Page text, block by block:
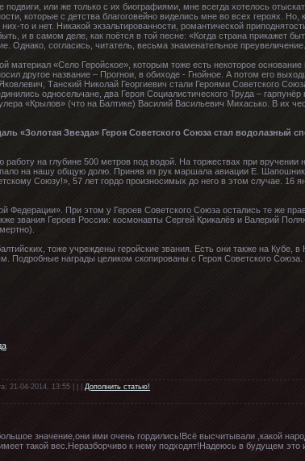
или же только с их биографиями, мне всегда хотелось
которые с детства благоговейно виделись мне во всех героях. Но,
то и нет. Никакой экзальтированности, романтической
и в самом деле, как поётся в той песне: «Когда страна прикажет
Однако, согласись, читатель, весьма знаменательное преувеличение.
материал «Село Геройское», которым тоже есть некоторое основание
другое название – Прогнои, в обиходе - Гнойное. А потом его
Танский Николай Георгиевич стали Героями Советского
односельчане, два Героя Социалистического Труда –
«Крылов» (что на Балтике) Василий Васильевич Михасько. В их
«Золотая Звезда» Героя Советского Союза стал водолазный
на глубине 500 метров под водой. На торжествах при вручении
на нашу общую долю. Приняв из рук маршала авиации Е.
Союзу!», 57 лет гордо произносимых до него в этом случае. 16
Федерации». При этом у Героев Советского Союза остались те же
звания Героев России: космонавты Сергей Крикалёв и Валерий
тоже учреждены геройские звания. Есть они также на Кубе,
Подробные награды целиком скопированы с Героя Советского
21-04-2014, 13:55 | | | Дополнить статью!
значение,они ими очень гордились!Всё высчитывали ,какой
такой вес.Неразборчиво к нему подходят!Надеюсь в будущем это